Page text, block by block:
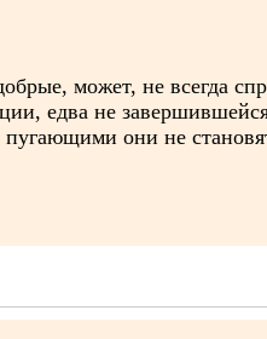
может, не всегда
едва не
они не